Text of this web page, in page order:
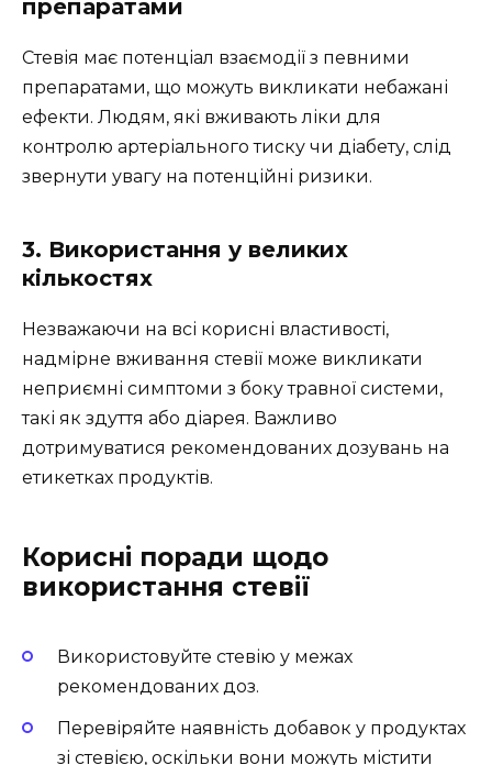
препаратами
Стевія має потенціал взаємодії з певними
препаратами, що можуть викликати небажані
ефекти. Людям, які вживають ліки для
контролю артеріального тиску чи діабету, слід
звернути увагу на потенційні ризики.
3. Використання у великих
кількостях
Незважаючи на всі корисні властивості,
надмірне вживання стевії може викликати
неприємні симптоми з боку травної системи,
такі як здуття або діарея. Важливо
дотримуватися рекомендованих дозувань на
етикетках продуктів.
Корисні поради щодо
використання стевії
Використовуйте стевію у межах
рекомендованих доз.
Перевіряйте наявність добавок у продуктах
зі стевією, оскільки вони можуть містити